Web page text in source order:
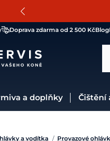
Doprava zdarma od 2 500 KčBlog
a doplňky
a vodítka / Provazové